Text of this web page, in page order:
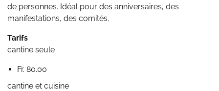
de personnes. Idéal pour des anniversaires, des
manifestations, des comités.
Tarifs
cantine seule
Fr. 80.00
cantine et cuisine